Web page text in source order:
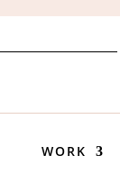
WORK